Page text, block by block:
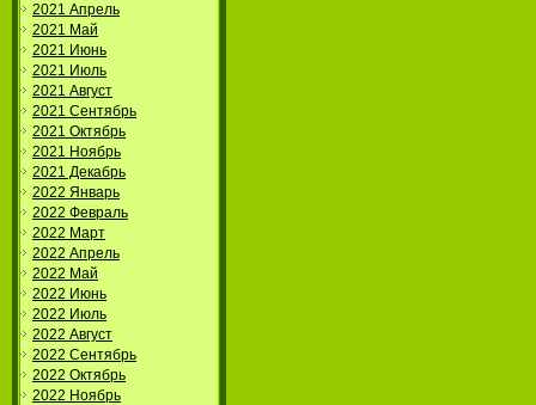
2021 Апрель
2021 Май
2021 Июнь
2021 Июль
2021 Август
2021 Сентябрь
2021 Октябрь
2021 Ноябрь
2021 Декабрь
2022 Январь
2022 Февраль
2022 Март
2022 Апрель
2022 Май
2022 Июнь
2022 Июль
2022 Август
2022 Сентябрь
2022 Октябрь
2022 Ноябрь